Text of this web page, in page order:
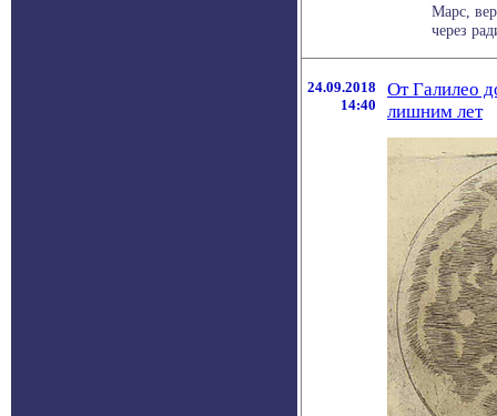
Марс,
через
24.09.2018
14:40
От Галилео
лишним лет